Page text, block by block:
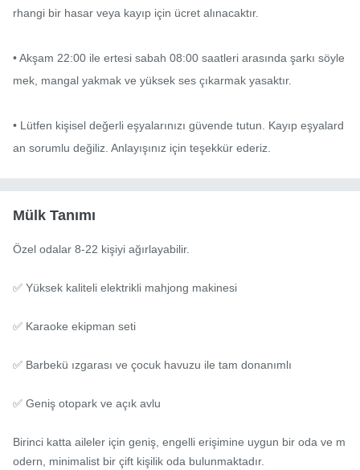
rhangi bir hasar veya kayıp için ücret alınacaktır.
• Akşam 22:00 ile ertesi sabah 08:00 saatleri arasında şarkı söyle
mek, mangal yakmak ve yüksek ses çıkarmak yasaktır.
• Lütfen kişisel değerli eşyalarınızı güvende tutun. Kayıp eşyalard
an sorumlu değiliz. Anlayışınız için teşekkür ederiz.
Mülk Tanımı
Özel odalar 8-22 kişiyi ağırlayabilir.
✅ Yüksek kaliteli elektrikli mahjong makinesi
✅ Karaoke ekipman seti
✅ Barbekü ızgarası ve çocuk havuzu ile tam donanımlı
✅ Geniş otopark ve açık avlu
Birinci katta aileler için geniş, engelli erişimine uygun bir oda ve m
odern, minimalist bir çift kişilik oda bulunmaktadır.